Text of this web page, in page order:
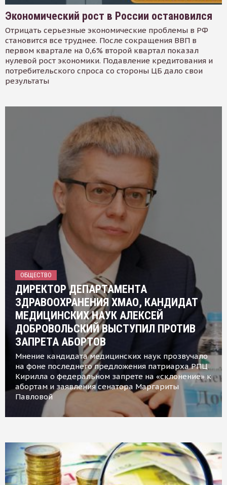
Экономический рост в России остановился
Отрицать серьезные экономические проблемы в РФ
становится все труднее. После сокращения ВВП в
первом квартале на 0,6% второй квартал показал
нулевой рост экономики. Подавление кредитования и
потребительского спроса со стороны ЦБ дало свои
результаты
ОБЩЕСТВО
ДИРЕКТОР ДЕПАРТАМЕНТА
ЗДРАВООХРАНЕНИЯ ХМАО, КАНДИДАТ
МЕДИЦИНСКИХ НАУК АЛЕКСЕЙ
ДОБРОВОЛЬСКИЙ ВЫСТУПИЛ ПРОТИВ
ЗАПРЕТА АБОРТОВ
Мнение кандидата медицинских наук прозвучало
на фоне последнего предложения патриарха РПЦ
Кирилла о федеральном запрете на «склонение» к
абортам и заявления сенатора Маргариты
Павловой